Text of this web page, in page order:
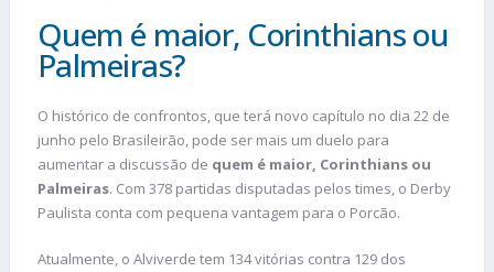
Quem é maior, Corinthians ou
Palmeiras?
O histórico de confrontos, que terá novo capítulo no dia 22 de
junho pelo Brasileirão, pode ser mais um duelo para
aumentar a discussão de quem é maior, Corinthians ou
Palmeiras. Com 378 partidas disputadas pelos times, o Derby
Paulista conta com pequena vantagem para o Porcão.
Atualmente, o Alviverde tem 134 vitórias contra 129 dos